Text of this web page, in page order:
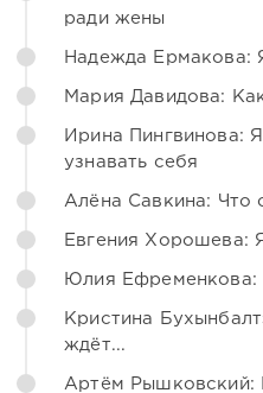
ради жены
Надежда Ермакова:
Мария Давидова:
Ирина Пингвинова:
узнавать себя
Алёна Савкина: Что
Евгения Хорошева:
Юлия
Кристина
ждёт...
Артём Рышковский: